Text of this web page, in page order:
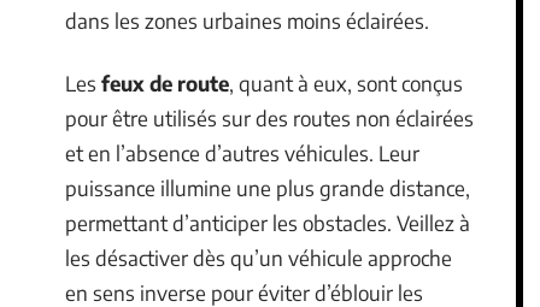
dans les zones urbaines moins éclairées.
Les feux de route, quant à eux, sont conçus
pour être utilisés sur des routes non éclairées
et en l’absence d’autres véhicules. Leur
puissance illumine une plus grande distance,
permettant d’anticiper les obstacles. Veillez à
les désactiver dès qu’un véhicule approche
en sens inverse pour éviter d’éblouir les